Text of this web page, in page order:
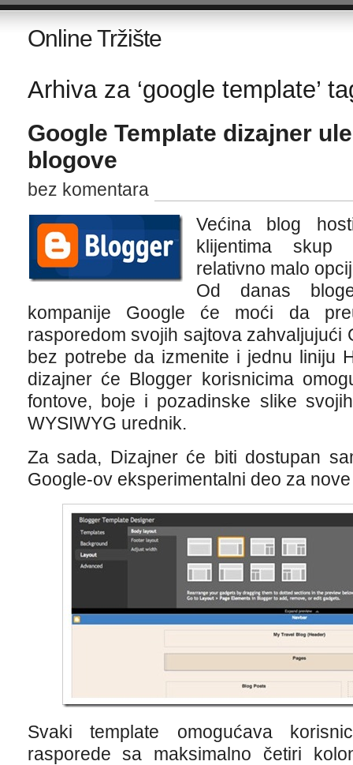
Online Tržište
Arhiva za ‘google template’
Google Template dizajner
blogove
bez komentara
Većina blog
klijentima skup
relativno malo
Od danas
kompanije Google će moći da
rasporedom svojih sajtova zahvaljujući
bez potrebe da izmenite i jednu liniju
dizajner će Blogger korisnicima
fontove, boje i pozadinske slike
WYSIWYG urednik.
Za sada, Dizajner će biti dostupan
Google-ov eksperimentalni deo za
Svaki template omogućava
rasporede sa maksimalno četiri